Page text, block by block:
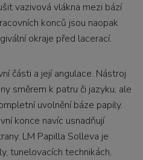
vazivová vlákna mezi bází
konců jsou naopak
okraje před lacerací.
části a její angulace. Nástroj
směrem k patru či jazyku, ale
uvolnění báze papily.
konce navíc usnadňují
LM Papilla Solleva je
tunelovacích technikách,